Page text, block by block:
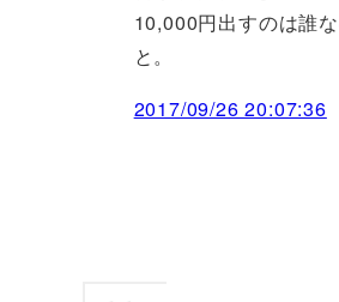
10,000円出すのは誰
と。
2017/09/26 20:07:36